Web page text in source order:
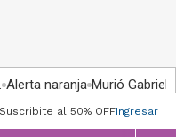
Alerta naranja Murió Gabriel
Suscribite al 50% OFFIngresar